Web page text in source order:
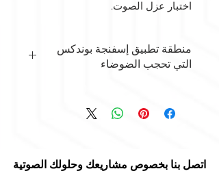
اختبار عزل الصوت.
منطقة تطبيق إسفنجة بوندكس
التي تحجب الضوضاء
على حجب الضوضاء/تعتيم الصوت في
جميع المناطق والأسطح التي تريد منع
تنسيق الجدران أو الخزانات المشتركة.
اتصل بنا بخصوص مشاريعك وحلولك الصوتية